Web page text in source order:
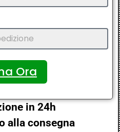
Ora
in 24h
alla consegna